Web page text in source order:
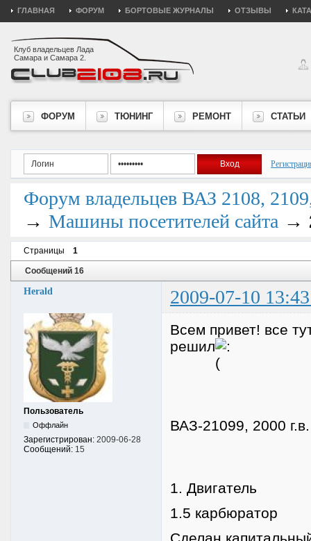
ГЛАВНАЯ ФОРУМ БОРТОВЫЕ ЖУРНАЛЫ ОТЗЫВЫ
Клуб владельцев Лада
Самара и Самара 2.
ФОРУМ ТЮНИНГ РЕМОНТ СТАТЬИ
Форум владельцев ВАЗ 2108,
→ Машины посетителей сайта →
Страницы 1
Сообщений 16
Herald 2009-07-10
Пользователь
Оффлайн
Зарегистрирован: 2009-06-28
Сообщений: 15
Всем привет! все
решил
ВАЗ-21099, 2000
1. Двигатель
1.5 карбюратор